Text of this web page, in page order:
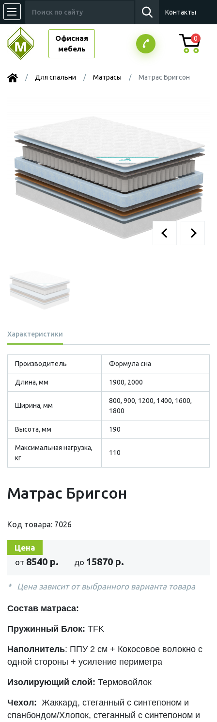
Контакты
Офисная
мебель
0
Для спальни Матрасы Матрас Бригсон
Характеристики
Производитель Формула сна
Длина, мм 1900, 2000
Ширина, мм
800, 900, 1200, 1400, 1600,
1800
Высота, мм 190
Максимальная нагрузка,
кг
110
Матрас Бригсон
Код товара: 7026
Цена
от 8540 р. до 15870 р.
Цена зависит от выбранного варианта товара
Состав матраса:
Пружинный Блок: TFK
Наполнитель: ППУ 2 см + Кокосовое волокно с
одной стороны + усиление периметра
Изолирующий слой: Термовойлок
Чехол: Жаккард, стеганный с синтепоном и
спанбондом/Хлопок, стеганный с синтепоном и